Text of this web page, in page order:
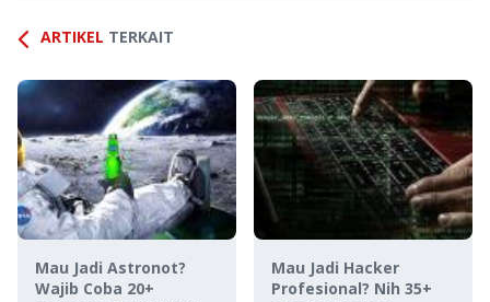
ARTIKEL TERKAIT
Mau Jadi Astronot?
Wajib Coba 20+
Mau Jadi Hacker
Profesional? Nih 35+